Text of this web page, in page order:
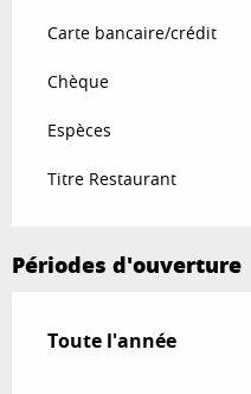
Carte bancaire/crédit
Chèque
Espèces
Titre Restaurant
Périodes d'ouverture
Toute l'année
Toute l'année